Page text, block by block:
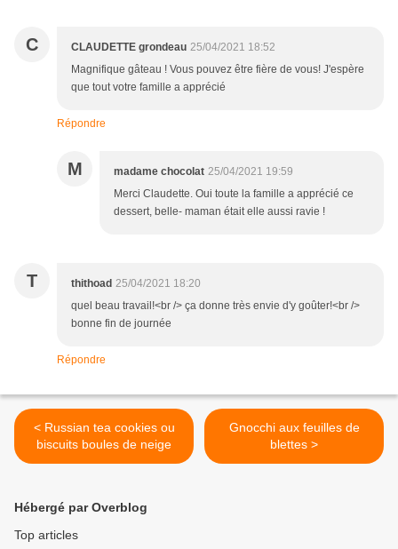
C CLAUDETTE grondeau 25/04/2021 18:52
Magnifique gâteau ! Vous pouvez être fière de vous! J'espère
que tout votre famille a apprécié
Répondre
M madame chocolat 25/04/2021 19:59
Merci Claudette. Oui toute la famille a apprécié ce
dessert, belle- maman était elle aussi ravie !
T thithoad 25/04/2021 18:20
quel beau travail!<br /> ça donne très envie d'y goûter!<br />
bonne fin de journée
Répondre
< Russian tea cookies ou
biscuits boules de neige
Gnocchi aux feuilles de
blettes >
Hébergé par Overblog
Top articles